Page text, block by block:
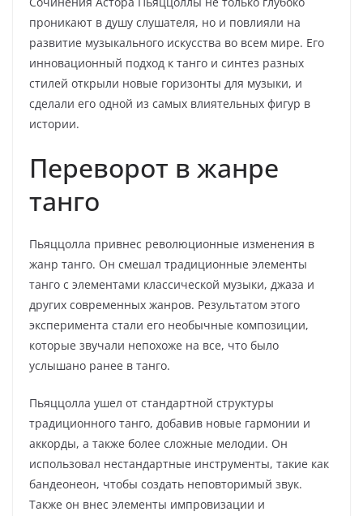
проникают в душу слушателя, но и повлияли на
развитие музыкального искусства во всем мире. Его
инновационный подход к танго и синтез разных
стилей открыли новые горизонты для музыки, и
сделали его одной из самых влиятельных фигур в
истории.
Переворот в жанре
танго
Пьяццолла привнес революционные изменения в
жанр танго. Он смешал традиционные элементы
танго с элементами классической музыки, джаза и
других современных жанров. Результатом этого
эксперимента стали его необычные композиции,
которые звучали непохоже на все, что было
услышано ранее в танго.
Пьяццолла ушел от стандартной структуры
традиционного танго, добавив новые гармонии и
аккорды, а также более сложные мелодии. Он
использовал нестандартные инструменты, такие как
бандеонеон, чтобы создать неповторимый звук.
Также он внес элементы импровизации и